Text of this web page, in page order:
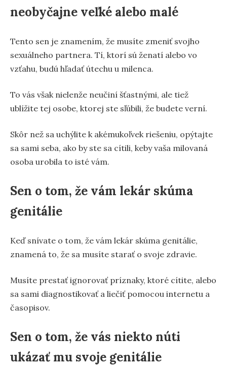
neobyčajne veľké alebo malé
Tento sen je znamením, že musíte zmeniť svojho
sexuálneho partnera. Tí, ktorí sú ženatí alebo vo
vzťahu, budú hľadať útechu u milenca.
To vás však nielenže neučiní šťastnými, ale tiež
ublížite tej osobe, ktorej ste sľúbili, že budete verní.
Skôr než sa uchýlite k akémukoľvek riešeniu, opýtajte
sa sami seba, ako by ste sa cítili, keby vaša milovaná
osoba urobila to isté vám.
Sen o tom, že vám lekár skúma
genitálie
Keď snívate o tom, že vám lekár skúma genitálie,
znamená to, že sa musíte starať o svoje zdravie.
Musíte prestať ignorovať príznaky, ktoré cítite, alebo
sa sami diagnostikovať a liečiť pomocou internetu a
časopisov.
Sen o tom, že vás niekto núti
ukázať mu svoje genitálie